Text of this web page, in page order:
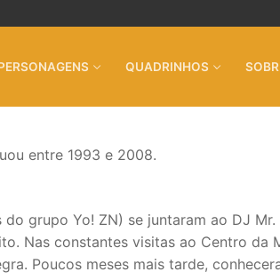
QUADRINHOS
entre 1993 e 2008.
do grupo Yo! ZN) se juntaram ao DJ
Nas constantes visitas ao Centro
Poucos meses mais tarde,